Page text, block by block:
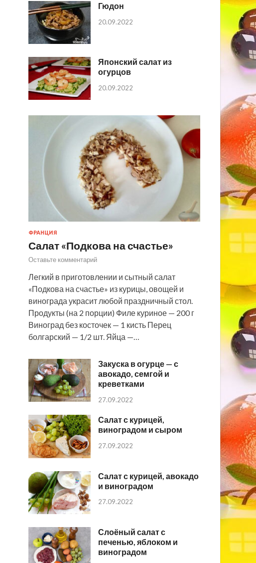
Гюдон
20.09.2022
Японский салат из
огурцов
20.09.2022
ФРАНЦИЯ
Салат «Подкова на счастье»
Оставьте комментарий
Легкий в приготовлении и сытный салат
«Подкова на счастье» из курицы, овощей и
винограда украсит любой праздничный стол.
Продукты (на 2 порции) Филе куриное — 200 г
Виноград без косточек — 1 кисть Перец
болгарский — 1/2 шт. Яйца —…
Закуска в огурце — с
авокадо, семгой и
креветками
27.09.2022
Салат с курицей,
виноградом и сыром
27.09.2022
Салат с курицей, авокадо
и виноградом
27.09.2022
Слоёный салат с
печенью, яблоком и
виноградом